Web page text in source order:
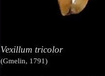
Vexillum tricolor
(Gmelin, 1791)